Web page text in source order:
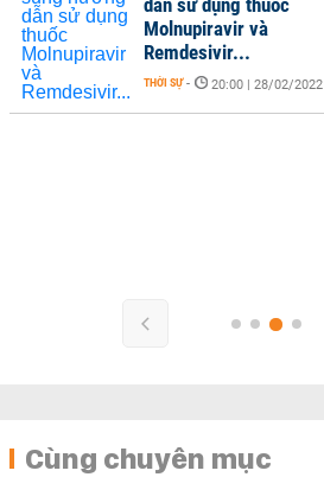
dẫn sử dụng thuốc
Molnupiravir và
Remdesivir...
THỜI SỰ - 20:00 | 28/02/2022
Cùng chuyên mục